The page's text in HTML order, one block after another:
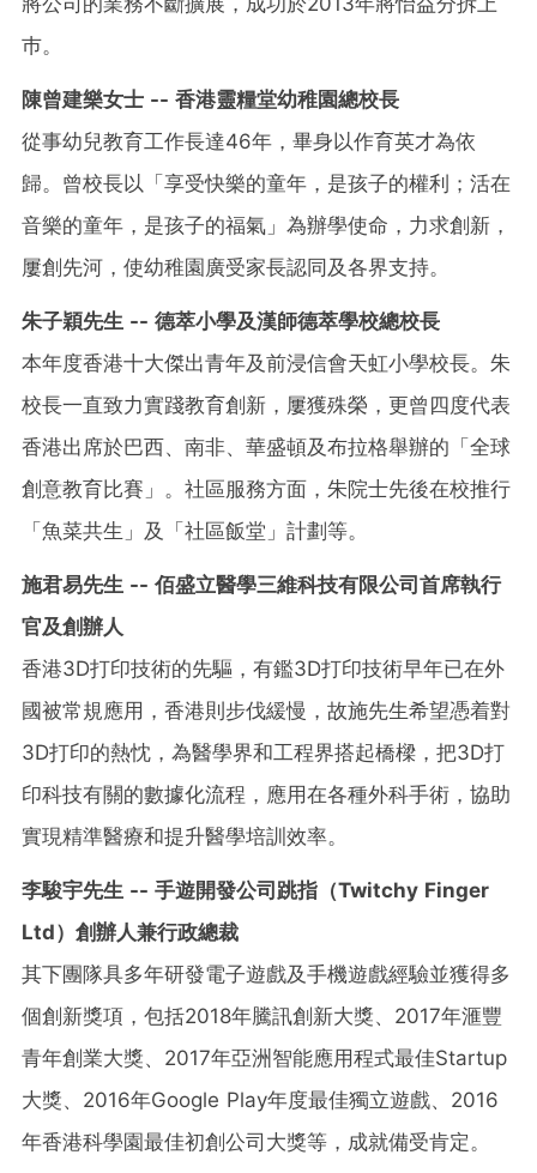
巿。
陳曾建樂女士 -- 香港靈糧堂幼稚園總校長
從事幼兒教育工作長達46年，畢身以作育英才為依
歸。曾校長以「享受快樂的童年，是孩子的權利；活在
音樂的童年，是孩子的福氣」為辦學使命，力求創新，
屢創先河，使幼稚園廣受家長認同及各界支持。
朱子穎先生 -- 德萃小學及漢師德萃學校總校長
本年度香港十大傑出青年及前浸信會天虹小學校長。朱
校長一直致力實踐教育創新，屢獲殊榮，更曾四度代表
香港出席於巴西、南非、華盛頓及布拉格舉辦的「全球
創意教育比賽」。社區服務方面，朱院士先後在校推行
「魚菜共生」及「社區飯堂」計劃等。
施君易先生 -- 佰盛立醫學三維科技有限公司首席執行
官及創辦人
香港3D打印技術的先驅，有鑑3D打印技術早年已在外
國被常規應用，香港則步伐緩慢，故施先生希望憑着對
3D打印的熱忱，為醫學界和工程界搭起橋樑，把3D打
印科技有關的數據化流程，應用在各種外科手術，協助
實現精準醫療和提升醫學培訓效率。
李駿宇先生 -- 手遊開發公司跳指（Twitchy Finger
Ltd）創辦人兼行政總裁
其下團隊具多年研發電子遊戲及手機遊戲經驗並獲得多
個創新獎項，包括2018年騰訊創新大獎、2017年滙豐
青年創業大獎、2017年亞洲智能應用程式最佳Startup
大獎、2016年Google Play年度最佳獨立遊戲、2016
年香港科學園最佳初創公司大獎等，成就備受肯定。